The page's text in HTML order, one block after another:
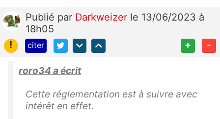
Publié par Darkweizer le 13/06/2023 à
18h05
!
citer + -
roro34 a écrit
Cette réglementation est à suivre avec
intérêt en effet.